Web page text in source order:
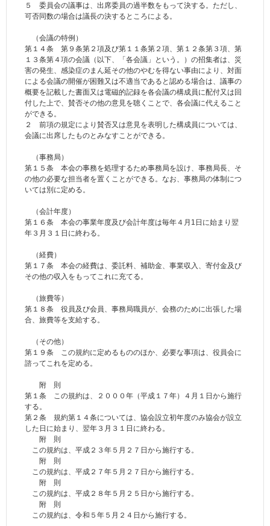
５ 委員会の議事は、出席委員の過半数をもって決する。ただし、
可否同数の場合は議長の決するところによる。
（会議の特例）
第１４条 第９条第２項及び第１１条第２項、第１２条第３項、第
１３条第４項の会議（以下、「各会議」という。）の招集者は、災
害の発生、感染症のまん延その他のやむを得ない事由により、対面
による会議の開催が困難又は不適当であると認める場合は、議事の
概要を記載した書面又は電磁的記録を各会議の構成員に配付又は回
付した上で、賛否その他の意見を聴くことで、各会議に代えること
ができる。
２ 前項の規定により賛否又は意見を表明した構成員については、
会議に出席したものとみなすことができる。
（事務局）
第１５条 本会の事務を処理するため事務局を設け、事務局長、そ
の他の必要な担当者を置くことができる。なお、事務局の体制につ
いては別に定める。
（会計年度）
第１６条 本会の事業年度及び会計年度は毎年４月1日に始まり翌
年３月３１日に終わる。
（経費）
第１７条 本会の経費は、委託料、補助金、事業収入、寄付金及び
その他の収入をもってこれに充てる。
（旅費等）
第１８条 役員及び会員、事務局職員が、会務のために出張した場
合、旅費等を支給する。
（その他）
第１９条 この規約に定めるもののほか、必要な事項は、役員会に
諮ってこれを定める。
附 則
第１条 この規約は、２０００年（平成１７年）４月１日から施行
する。
第２条 規約第１４条については、協会設立初年度のみ協会が設立
した日に始まり、翌年３月３１日に終わる。
附 則
この規約は、平成２３年５月２７日から施行する。
附 則
この規約は、平成２７年５月２７日から施行する。
附 則
この規約は、平成２８年５月２５日から施行する。
附 則
この規約は、令和５年５月２４日から施行する。